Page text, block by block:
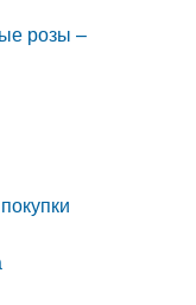
розы –